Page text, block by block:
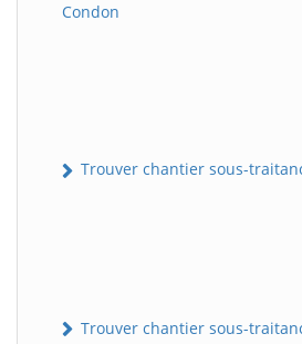
Condon
Trouver chantier sous-
Trouver chantier sous-